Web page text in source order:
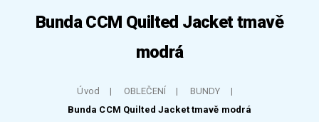
Bunda CCM Quilted Jacket tmavě
modrá
Úvod OBLEČENÍ
BUNDY
Bunda CCM Quilted Jacket tmavě modrá